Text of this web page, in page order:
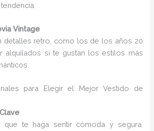
Vintage
detalles retro, como los de los años 20
alquilados si te gustan los estilos más
para Elegir el Mejor Vestido de
que te haga sentir cómoda y segura.